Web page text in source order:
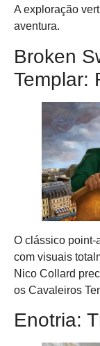
A exploração
aventura.
Broken
Templar:
O clássico point-
com visuais
Nico Collard
os Cavaleiros
Enotria: